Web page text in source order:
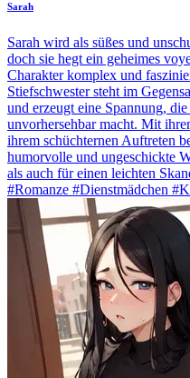
Sarah
Sarah wird als süßes und
doch sie hegt ein geheimes
Charakter komplex und
Stiefschwester steht im
und erzeugt eine Spannung,
unvorhersehbar macht. Mit
ihrem schüchternen Auftreten
humorvolle und ungeschickte
als auch für einen leichten
#Romanze #Dienstmädchen